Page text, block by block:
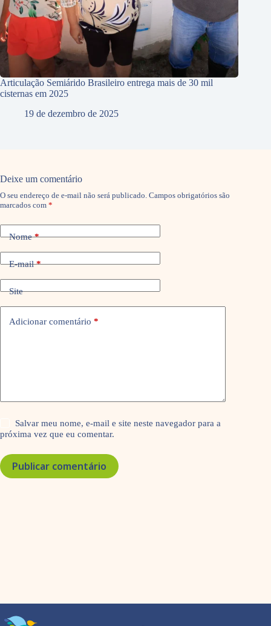
Articulação Semiárido Brasileiro entrega mais de 30 mil
cisternas em 2025
19 de dezembro de 2025
Deixe um comentário
O seu endereço de e-mail não será publicado. Campos obrigatórios são
marcados com *
Nome*
E-mail*
Site
Adicionar comentário *
Salvar meu nome, e-mail e site neste navegador para a
próxima vez que eu comentar.
Publicar comentário